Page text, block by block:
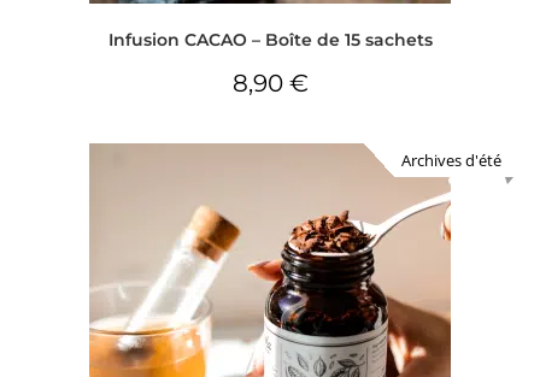
Infusion CACAO – Boîte de 15 sachets
8,90 €
Archives d'été